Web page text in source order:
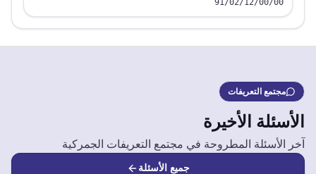
91/02/12/00/00
مجتمع التعريفات
الأسئلة الأخيرة
آخر الأسئلة المطروحة في مجتمع التعريفات الجمركية
جميع الأسئلة